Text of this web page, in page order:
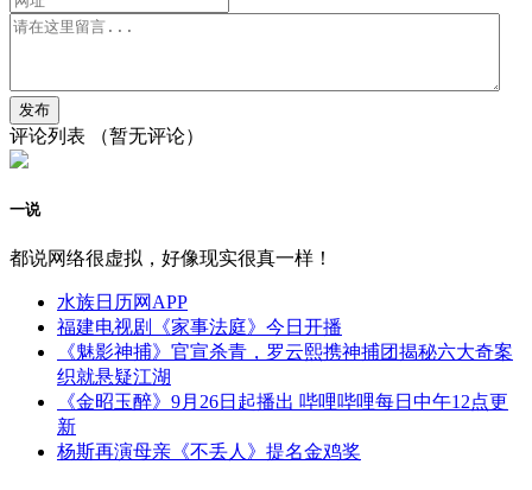
评论列表 （暂无评论）
一说
都说网络很虚拟，好像现实很真一样！
水族日历网APP
福建电视剧《家事法庭》今日开播
《魅影神捕》官宣杀青，罗云熙携神捕团揭秘六大奇案
织就悬疑江湖
《金昭玉醉》9月26日起播出 哔哩哔哩每日中午12点更
新
杨斯再演母亲《不丢人》提名金鸡奖